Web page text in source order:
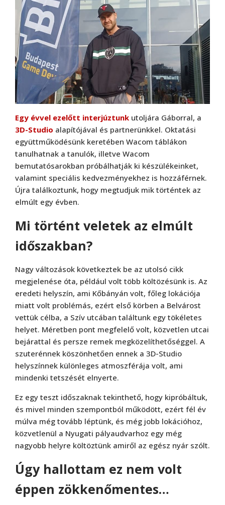
Egy évvel ezelőtt interjúztunk utoljára Gáborral, a
3D-Studio alapítójával és partnerünkkel. Oktatási
együttműködésünk keretében Wacom táblákon
tanulhatnak a tanulók, illetve Wacom
bemutatósarokban próbálhatják ki készülékeinket,
valamint speciális kedvezményekhez is hozzáférnek.
Újra találkoztunk, hogy megtudjuk mik történtek az
elmúlt egy évben.
Mi történt veletek az elmúlt
időszakban?
Nagy változások következtek be az utolsó cikk
megjelenése óta, például volt több költözésünk is. Az
eredeti helyszín, ami Kőbányán volt, főleg lokációja
miatt volt problémás, ezért első körben a Belvárost
vettük célba, a Szív utcában találtunk egy tökéletes
helyet. Méretben pont megfelelő volt, közvetlen utcai
bejárattal és persze remek megközelíthetőséggel. A
szuterénnek köszönhetően ennek a 3D-Studio
helyszínnek különleges atmoszférája volt, ami
mindenki tetszését elnyerte.
Ez egy teszt időszaknak tekinthető, hogy kipróbáltuk,
és mivel minden szempontból működött, ezért fél év
múlva még tovább léptünk, és még jobb lokációhoz,
közvetlenül a Nyugati pályaudvarhoz egy még
nagyobb helyre költöztünk amiről az egész nyár szólt.
Úgy hallottam ez nem volt
éppen zökkenőmentes…